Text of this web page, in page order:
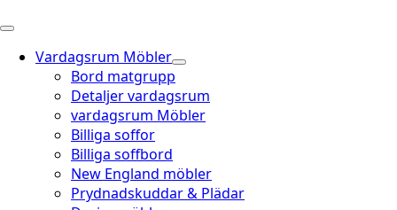
Vardagsrum Möbler
Bord matgrupp
Detaljer vardagsrum
vardagsrum Möbler
Billiga soffor
Billiga soffbord
New England möbler
Prydnadskuddar & Plädar